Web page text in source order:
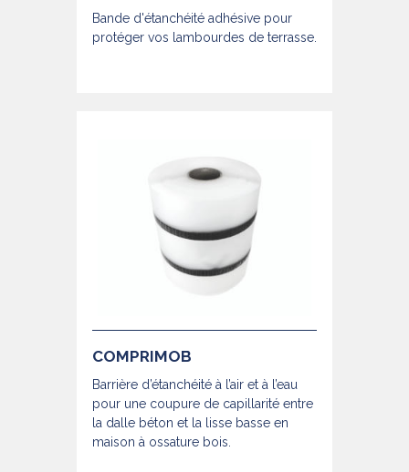
Bande d'étanchéité adhésive pour
protéger vos lambourdes de terrasse.
COMPRIMOB
Barrière d’étanchéité à l’air et à l’eau
pour une coupure de capillarité entre
la dalle béton et la lisse basse en
maison à ossature bois.